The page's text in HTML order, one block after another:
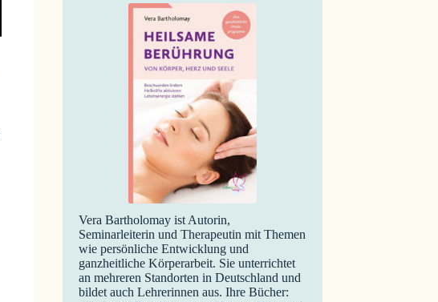
Vera Bartholomay ist Autorin,
Seminarleiterin und Therapeutin mit Themen
wie persönliche Entwicklung und
ganzheitliche Körperarbeit. Sie unterrichtet
an mehreren Standorten in Deutschland und
bildet auch Lehrerinnen aus. Ihre Bücher: